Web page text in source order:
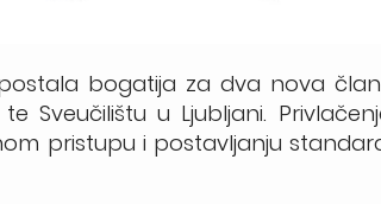
bogatija za dva nova
Sveučilištu u Ljubljani.
pristupu i postavljanju